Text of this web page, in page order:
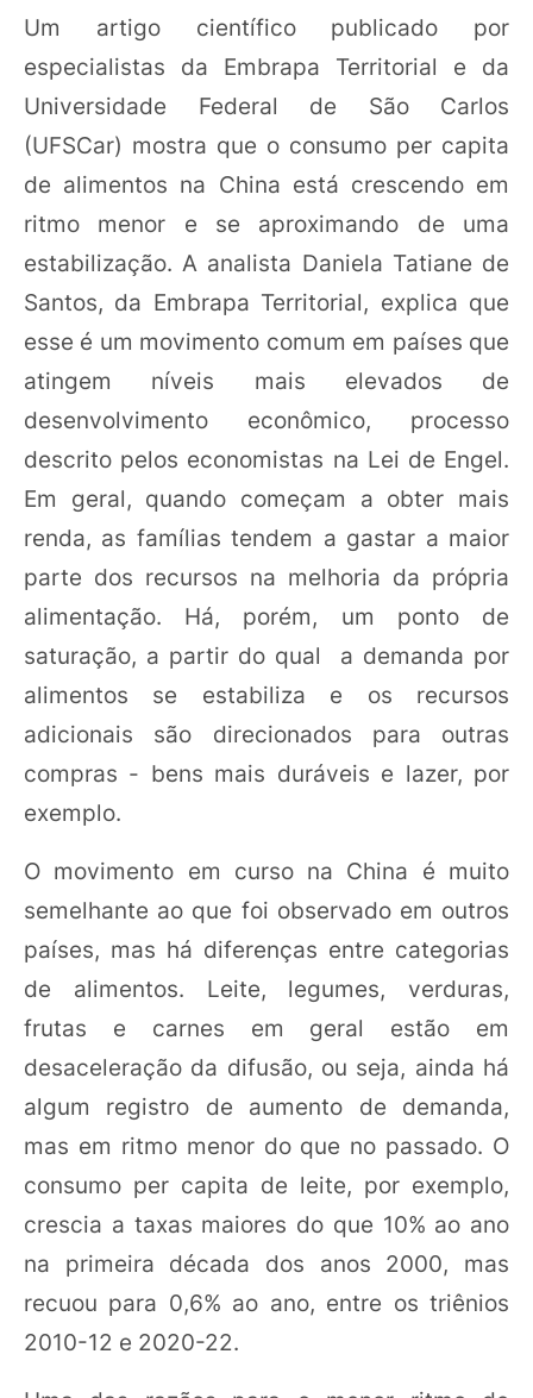
Um artigo científico publicado por
especialistas da Embrapa Territorial e da
Universidade Federal de São Carlos
(UFSCar) mostra que o consumo per capita
de alimentos na China está crescendo em
ritmo menor e se aproximando de uma
estabilização. A analista Daniela Tatiane de
Santos, da Embrapa Territorial, explica que
esse é um movimento comum em países que
atingem níveis mais elevados de
desenvolvimento econômico, processo
descrito pelos economistas na Lei de Engel.
Em geral, quando começam a obter mais
renda, as famílias tendem a gastar a maior
parte dos recursos na melhoria da própria
alimentação. Há, porém, um ponto de
saturação, a partir do qual a demanda por
alimentos se estabiliza e os recursos
adicionais são direcionados para outras
compras - bens mais duráveis e lazer, por
exemplo.
O movimento em curso na China é muito
semelhante ao que foi observado em outros
países, mas há diferenças entre categorias
de alimentos. Leite, legumes, verduras,
frutas e carnes em geral estão em
desaceleração da difusão, ou seja, ainda há
algum registro de aumento de demanda,
mas em ritmo menor do que no passado. O
consumo per capita de leite, por exemplo,
crescia a taxas maiores do que 10% ao ano
na primeira década dos anos 2000, mas
recuou para 0,6% ao ano, entre os triênios
2010-12 e 2020-22.